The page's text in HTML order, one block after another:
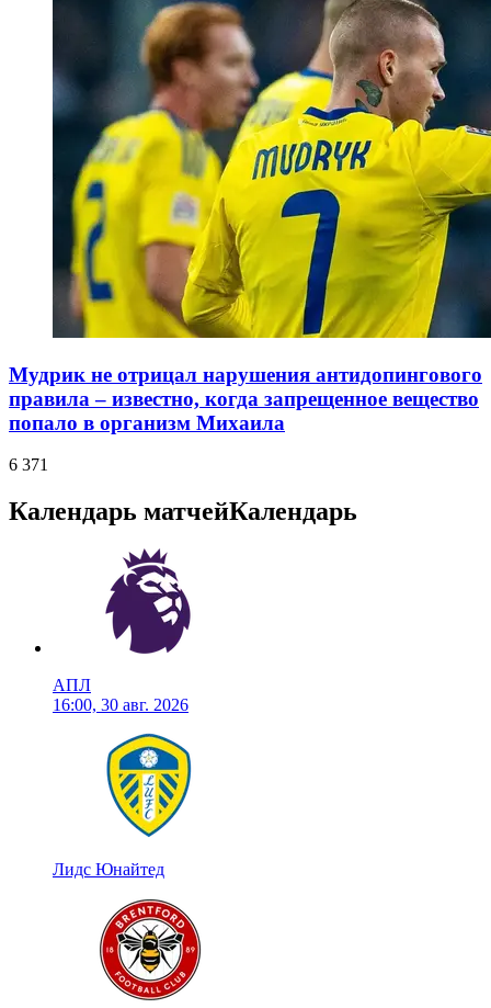
Мудрик не отрицал нарушения антидопингового
правила – известно, когда запрещенное вещество
попало в организм Михаила
6 371
Календарь матчейКалендарь
АПЛ
16:00, 30 авг. 2026
Лидс Юнайтед